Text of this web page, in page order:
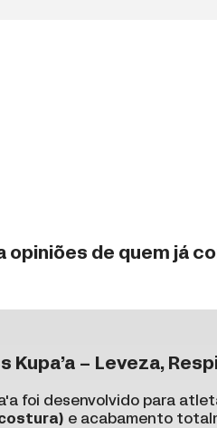
opiniões de quem já
Kupa’a – Leveza,
foi desenvolvido para
e acabamento